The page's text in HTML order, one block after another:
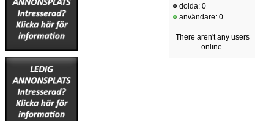
dolda: 0
användare: 0
There aren't any users
online.